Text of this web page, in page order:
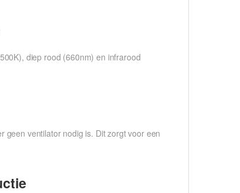
diep rood (660nm) en infrarood
geen ventilator nodig is. Dit zorgt voor een